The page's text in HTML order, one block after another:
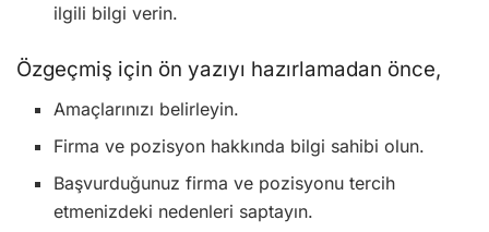
ilgili bilgi verin.
Özgeçmiş için ön yazıyı hazırlamadan önce,
Amaçlarınızı belirleyin.
Firma ve pozisyon hakkında bilgi sahibi olun.
Başvurduğunuz firma ve pozisyonu tercih
etmenizdeki nedenleri saptayın.